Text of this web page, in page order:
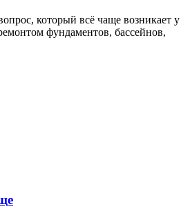
который всё чаще возникает у
фундаментов, бассейнов,